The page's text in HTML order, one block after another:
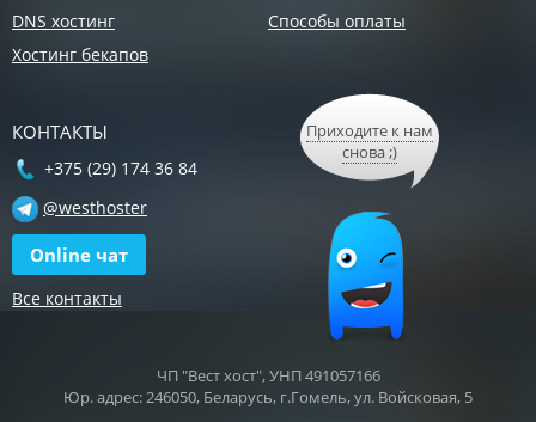
DNS хостинг
Хостинг бекапов
Способы оплаты
КОНТАКТЫ
+375 (29) 174 36 84
@westhoster
Online чат
Все контакты
Приходите к нам
снова ;)
ЧП "Вест хост", УНП 491057166
Юр. адрес: 246050, Беларусь, г.Гомель, ул. Войсковая, 5